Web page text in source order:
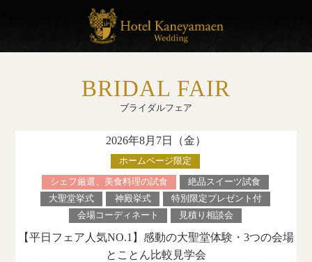
BRIDAL FAIR
ブライダルフェア
2026年8月7日（金）
ホームページ限定
シェフ厳選、美食料理の試食
絶品スイーツ試食
大聖堂挙式
神殿挙式
特別限定プレゼント付
会場コーディネート
見積り相談会
【平日フェア人気NO.1】感動の大聖堂体験・3つの会場
とことん比較見学会